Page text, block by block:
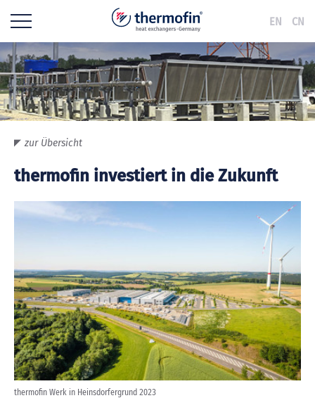
EN CN
zur Übersicht
thermofin investiert in die Zukunft
thermofin Werk in Heinsdorfergrund 2023